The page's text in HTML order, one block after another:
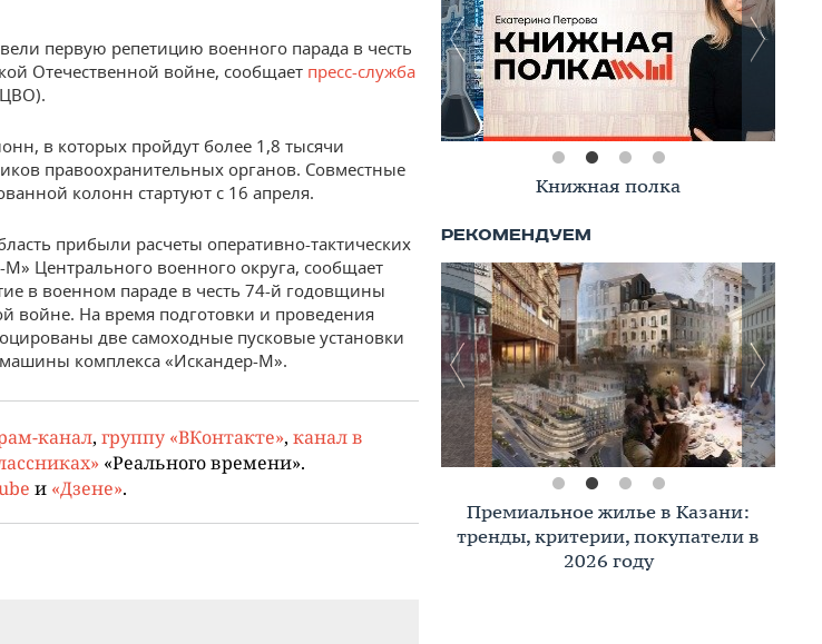
первую репетицию военного парада в честь
Отечественной войне, сообщает пресс-служба
в которых пройдут более 1,8 тысячи
правоохранительных органов. Совместные
колонн стартуют с 16 апреля.
прибыли расчеты оперативно-тактических
Центрального военного округа, сообщает
в военном параде в честь 74-й годовщины
войне. На время подготовки и проведения
две самоходные пусковые установки
комплекса «Искандер-М».
канал, группу «ВКонтакте», канал в
«Реального времени».
и «Дзене».
Книжная полка
Премиальное жилье в Казани:
тренды, критерии, покупатели в
2026 году